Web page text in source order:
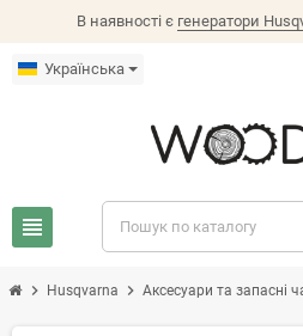
В наявності є генератори
Українська
view_headline
chevron_right Husqvarna chevron_right Аксесуари та запасні